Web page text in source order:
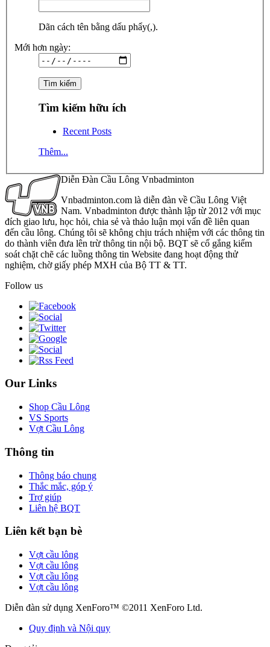
Dãn cách tên bằng dấu phẩy(,).
Mới hơn ngày:
Tìm kiếm hữu ích
Recent Posts
Thêm...
Diễn Đàn Cầu Lông Vnbadminton
Vnbadminton.com là diễn đàn về Cầu Lông Việt
Nam. Vnbadminton được thành lập từ 2012 với mục
đích giao lưu, học hỏi, chia sẻ và thảo luận mọi vấn đề liên quan
đến cầu lông. Chúng tôi sẽ không chịu trách nhiệm với các thông tin
do thành viên đưa lên trừ thông tin nội bộ. BQT sẽ cố gắng kiểm
soát chặt chẽ các luồng thông tin Website đang hoạt động thử
nghiệm, chờ giấy phép MXH của Bộ TT & TT.
Follow us
Our Links
Shop Cầu Lông
VS Sports
Vợt Cầu Lông
Thông tin
Thông báo chung
Thắc mắc, góp ý
Trợ giúp
Liên hệ BQT
Liên kết bạn bè
Vợt cầu lông
Vợt cầu lông
Vợt cầu lông
Vợt cầu lông
Diễn đàn sử dụng XenForo™ ©2011 XenForo Ltd.
Quy định và Nội quy